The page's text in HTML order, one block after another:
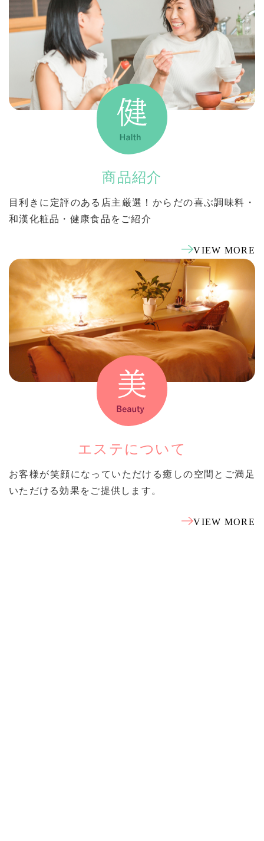
商品紹介
目利きに定評のある店主厳選！からだの喜ぶ調味料・
和漢化粧品・健康食品をご紹介
VIEW MORE
エステについて
お客様が笑顔になっていただける癒しの空間とご満足
いただける効果をご提供します。
VIEW MORE